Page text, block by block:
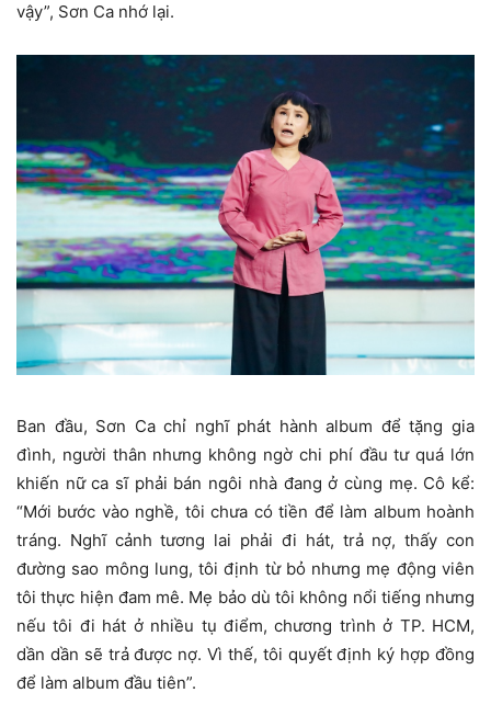
vậy”, Sơn Ca nhớ lại.
Ban đầu, Sơn Ca chỉ nghĩ phát hành album để tặng gia
đình, người thân nhưng không ngờ chi phí đầu tư quá lớn
khiến nữ ca sĩ phải bán ngôi nhà đang ở cùng mẹ. Cô kể:
“Mới bước vào nghề, tôi chưa có tiền để làm album hoành
tráng. Nghĩ cảnh tương lai phải đi hát, trả nợ, thấy con
đường sao mông lung, tôi định từ bỏ nhưng mẹ động viên
tôi thực hiện đam mê. Mẹ bảo dù tôi không nổi tiếng nhưng
nếu tôi đi hát ở nhiều tụ điểm, chương trình ở TP. HCM,
dần dần sẽ trả được nợ. Vì thế, tôi quyết định ký hợp đồng
để làm album đầu tiên”.